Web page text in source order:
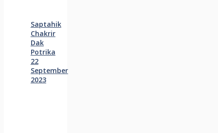
Saptahik
Chakrir
Dak
Potrika
22
‍September
2023